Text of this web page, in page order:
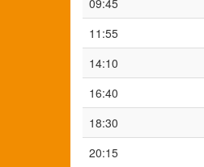
09:45
11:55
14:10
16:40
18:30
20:15